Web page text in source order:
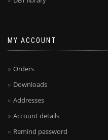
MY ACCOUNT
Orders
Downloads
Addresses
Account details
Remind password